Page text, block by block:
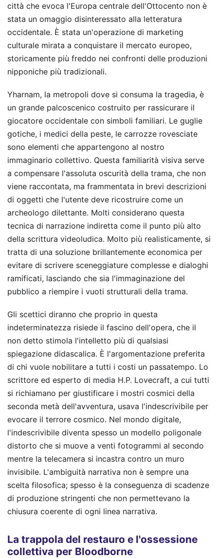
città che evoca l'Europa centrale dell'Ottocento non è
stata un omaggio disinteressato alla letteratura
occidentale. È stata un'operazione di marketing
culturale mirata a conquistare il mercato europeo,
storicamente più freddo nei confronti delle produzioni
nipponiche più tradizionali.
Yharnam, la metropoli dove si consuma la tragedia, è
un grande palcoscenico costruito per rassicurare il
giocatore occidentale con simboli familiari. Le guglie
gotiche, i medici della peste, le carrozze rovesciate
sono elementi che appartengono al nostro
immaginario collettivo. Questa familiarità visiva serve
a compensare l'assoluta oscurità della trama, che non
viene raccontata, ma frammentata in brevi descrizioni
di oggetti che l'utente deve ricostruire come un
archeologo dilettante. Molti considerano questa
tecnica di narrazione indiretta come il punto più alto
della scrittura videoludica. Molto più realisticamente, si
tratta di una soluzione brillantemente economica per
evitare di scrivere sceneggiature complesse e dialoghi
ramificati, lasciando che sia l'immaginazione del
pubblico a riempire i vuoti strutturali della trama.
Gli scettici diranno che proprio in questa
indeterminatezza risiede il fascino dell'opera, che il
non detto stimola l'intelletto più di qualsiasi
spiegazione didascalica. È l'argomentazione preferita
di chi vuole nobilitare a tutti i costi un passatempo. Lo
scrittore ed esperto di media H.P. Lovecraft, a cui tutti
si richiamano per giustificare i mostri cosmici della
seconda metà dell'avventura, usava l'indescrivibile per
evocare il terrore cosmico. Nel mondo digitale,
l'indescrivibile diventa spesso un modello poligonale
distorto che si muove a venti fotogrammi al secondo
mentre la telecamera si incastra contro un muro
invisibile. L'ambiguità narrativa non è sempre una
scelta filosofica; spesso è la conseguenza di scadenze
di produzione stringenti che non permettevano la
chiusura coerente di ogni linea narrativa.
La trappola del restauro e l'ossessione
collettiva per Bloodborne